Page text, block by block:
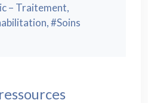
– Traitement,
#Soins